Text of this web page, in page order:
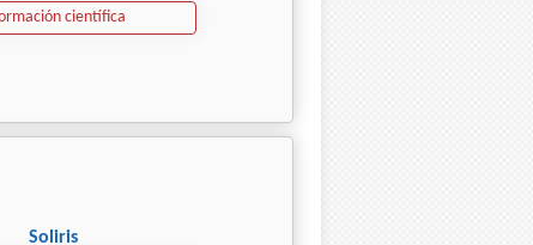
científica
Soliris